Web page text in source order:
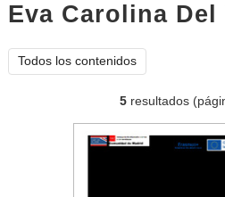
Eva Carolina Del
Todos los contenidos
5 resultados